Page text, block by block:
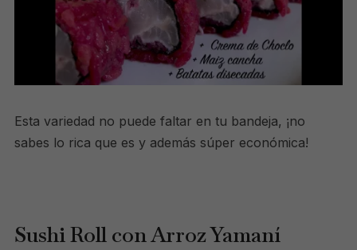
Esta variedad no puede faltar en tu bandeja, ¡no
sabes lo rica que es y además súper económica!
Sushi Roll con Arroz Yamaní